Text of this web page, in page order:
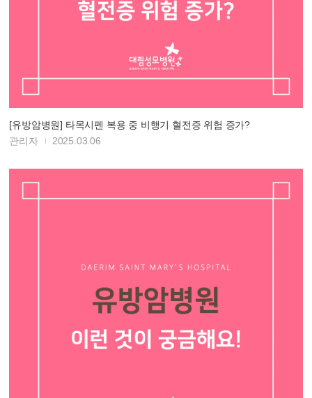
[유방암병원] 타목시펜 복용 중 비행기 혈전증 위험 증가?
관리자
2025.03.06